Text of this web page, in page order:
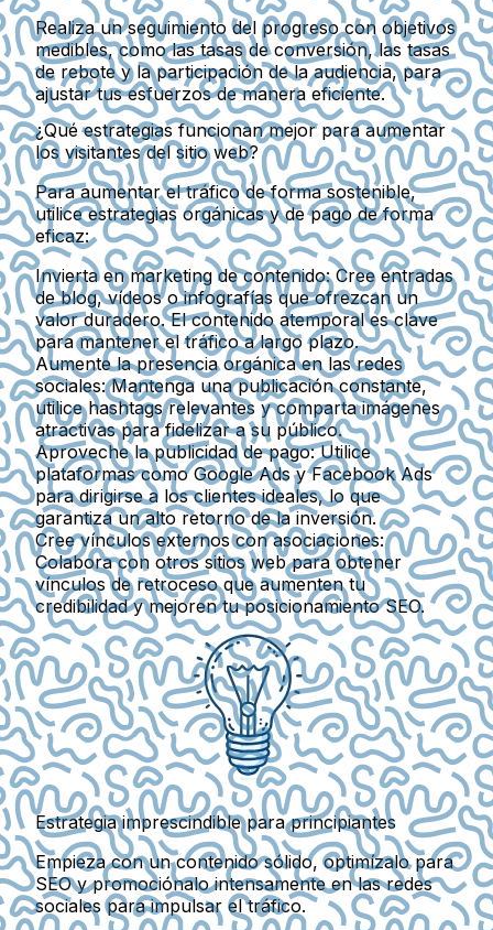
Realiza un seguimiento del progreso con objetivos
medibles, como las tasas de conversión, las tasas
de rebote y la participación de la audiencia, para
ajustar tus esfuerzos de manera eficiente.
¿Qué estrategias funcionan mejor para aumentar
los visitantes del sitio web?
Para aumentar el tráfico de forma sostenible,
utilice estrategias orgánicas y de pago de forma
eficaz:
Invierta en marketing de contenido:Cree entradas
de blog, vídeos o infografías que ofrezcan un
valor duradero. El contenido atemporal es clave
para mantener el tráfico a largo plazo.
Aumente la presencia orgánica en las redes
sociales:Mantenga una publicación constante,
utilice hashtags relevantes y comparta imágenes
atractivas para fidelizar a su público.
Aproveche la publicidad de pago:Utilice
plataformas como Google Ads y Facebook Ads
para dirigirse a los clientes ideales, lo que
garantiza un alto retorno de la inversión.
Cree vínculos externos con asociaciones:
Colabora con otros sitios web para obtener
vínculos de retroceso que aumenten tu
credibilidad y mejoren tu posicionamiento SEO.
Estrategia imprescindible para principiantes
Empieza con un contenido sólido, optimízalo para
SEO y promociónalo intensamente en las redes
sociales para impulsar el tráfico.